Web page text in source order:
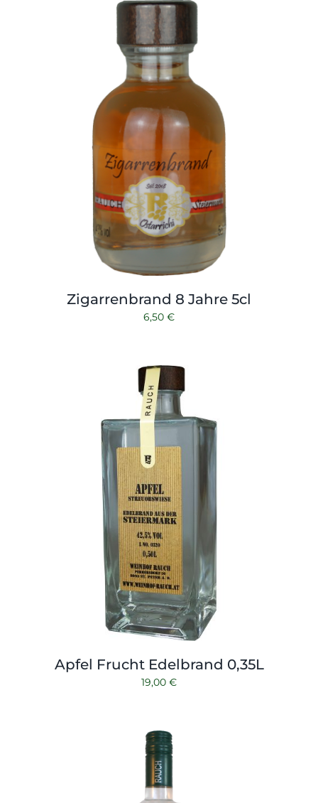
Zigarrenbrand 8 Jahre 5cl
6,50 €
Apfel Frucht Edelbrand 0,35L
19,00 €